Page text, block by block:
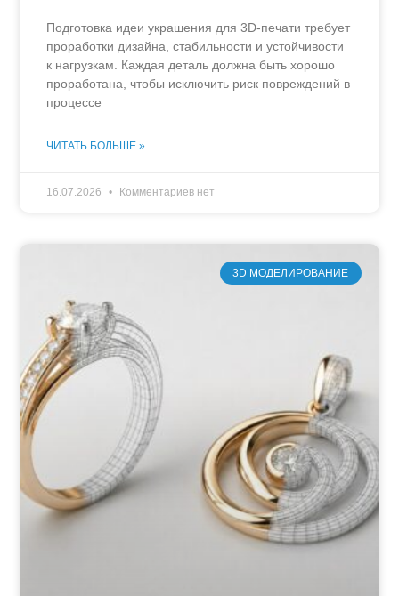
Подготовка идеи украшения для 3D-печати требует
проработки дизайна, стабильности и устойчивости
к нагрузкам. Каждая деталь должна быть хорошо
проработана, чтобы исключить риск повреждений в
процессе
ЧИТАТЬ БОЛЬШЕ »
16.07.2026 Комментариев нет
3D МОДЕЛИРОВАНИЕ